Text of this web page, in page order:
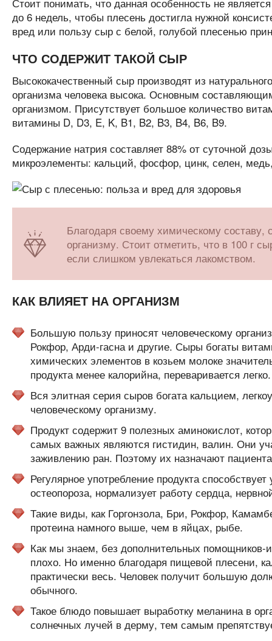
до 6 недель, чтобы плесень достигла нужной
вред или пользу сыр с белой, голубой плесенью
ЧТО СОДЕРЖИТ ТАКОЙ СЫР
Высококачественный сыр производят из
организма человека высока. Основным
организмом. Присутствует большое количество
витамины D, D3, E, K, B1, B2, B3, B4, B6, B9.
Содержание натрия составляет 88% от суточной
микроэлементы: кальций, фосфор, цинк, селен,
Благодаря своему химическому составу,
организму. Стоит отметить, что в 100 г
если слишком увлекаться лакомством.
КАК ВЛИЯЕТ НА ОРГАНИЗМ
Большую пользу приносят человеческому
Рокфор, Арди-гасна и другие. Сыры богаты
химических элементов в козьем молоке
продукта менее калорийна, переваривается легко.
Вся элитная серия сыров богата кальцием,
человеческому организму.
Продукт содержит 9 полезных аминокислот,
самых важных являются гистидин, валин. Они
заживлению ран. Поэтому их назначают
Регулярное употребление продукта
остеопороза, нормализует работу сердца,
Такие виды, как Горгонзола, Бри, Рокфор,
протеина намного выше, чем в яйцах, рыбе.
Как мы знаем, без дополнительных помощников-
плохо. Но именно благодаря пищевой плесени,
практически весь. Человек получит большую
обычного.
Такое блюдо повышает выработку меланина в
солнечных лучей в дерму, тем самым